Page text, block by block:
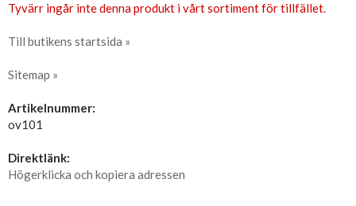
Tyvärr ingår inte denna produkt i vårt sortiment för tillfället.
Till butikens startsida »
Sitemap »
Artikelnummer:
ov101
Direktlänk:
Högerklicka och kopiera adressen